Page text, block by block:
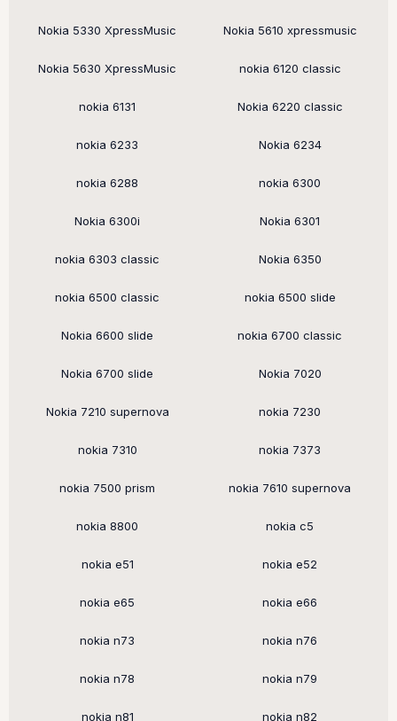
Nokia 5330 XpressMusic Nokia 5610 xpressmusic
Nokia 5630 XpressMusic nokia 6120 classic
nokia 6131 Nokia 6220 classic
nokia 6233 Nokia 6234
nokia 6288 nokia 6300
Nokia 6300i Nokia 6301
nokia 6303 classic Nokia 6350
nokia 6500 classic nokia 6500 slide
Nokia 6600 slide nokia 6700 classic
Nokia 6700 slide Nokia 7020
Nokia 7210 supernova nokia 7230
nokia 7310 nokia 7373
nokia 7500 prism nokia 7610 supernova
nokia 8800 nokia c5
nokia e51 nokia e52
nokia e65 nokia e66
nokia n73 nokia n76
nokia n78 nokia n79
nokia n81 nokia n82